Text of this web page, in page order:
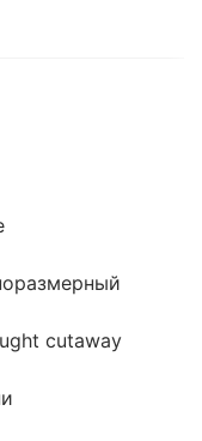
cutaway